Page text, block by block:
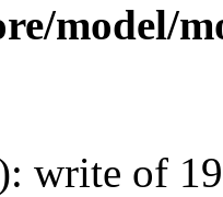
model/
write of